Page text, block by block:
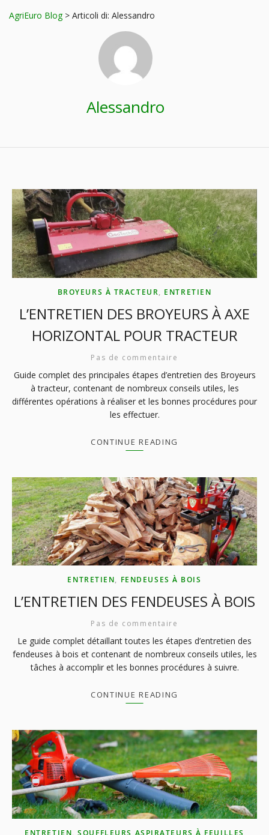
AgriEuro Blog> Articoli di: Alessandro
Alessandro
BROYEURS À TRACTEUR, ENTRETIEN
L’ENTRETIEN DES BROYEURS À AXE
HORIZONTAL POUR TRACTEUR
Pas de commentaire
Guide complet des principales étapes d’entretien des Broyeurs
à tracteur, contenant de nombreux conseils utiles, les
différentes opérations à réaliser et les bonnes procédures pour
les effectuer.
CONTINUE READING
ENTRETIEN, FENDEUSES À BOIS
L’ENTRETIEN DES FENDEUSES À BOIS
Pas de commentaire
Le guide complet détaillant toutes les étapes d’entretien des
fendeuses à bois et contenant de nombreux conseils utiles, les
tâches à accomplir et les bonnes procédures à suivre.
CONTINUE READING
ENTRETIEN,SOUFFLEURS ASPIRATEURS À FEUILLES